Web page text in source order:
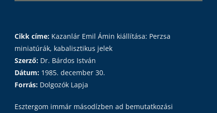
Cikk címe: Kazanlár Emil Ámin kiállítása: Perzsa
miniatúrák, kabalisztikus jelek
Szerző: Dr. Bárdos István
Dátum: 1985. december 30.
Forrás: Dolgozók Lapja
Esztergom immár másodízben ad bemutatkozási